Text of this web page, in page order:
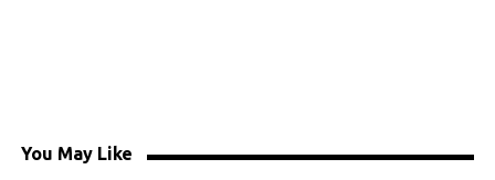
You May Like